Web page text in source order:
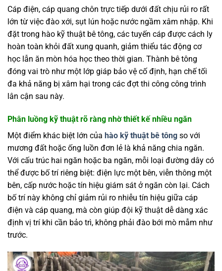
Cáp điện, cáp quang chôn trực tiếp dưới đất chịu rủi ro rất
lớn từ việc đào xới, sụt lún hoặc nước ngầm xâm nhập. Khi
đặt trong hào kỹ thuật bê tông, các tuyến cáp được cách ly
hoàn toàn khỏi đất xung quanh, giảm thiểu tác động cơ
học lẫn ăn mòn hóa học theo thời gian. Thành bê tông
đóng vai trò như một lớp giáp bảo vệ cố định, hạn chế tối
đa khả năng bị xâm hại trong các đợt thi công công trình
lân cận sau này.
Phân luồng kỹ thuật rõ ràng nhờ thiết kế nhiều ngăn
Một điểm khác biệt lớn của hào kỹ thuật bê tông so với
mương đất hoặc ống luồn đơn lẻ là khả năng chia ngăn.
Với cấu trúc hai ngăn hoặc ba ngăn, mỗi loại đường dây có
thể được bố trí riêng biệt: điện lực một bên, viễn thông một
bên, cấp nước hoặc tín hiệu giám sát ở ngăn còn lại. Cách
bố trí này không chỉ giảm rủi ro nhiễu tín hiệu giữa cáp
điện và cáp quang, mà còn giúp đội kỹ thuật dễ dàng xác
định vị trí khi cần bảo trì, không phải đào bới mò mẫm như
trước.